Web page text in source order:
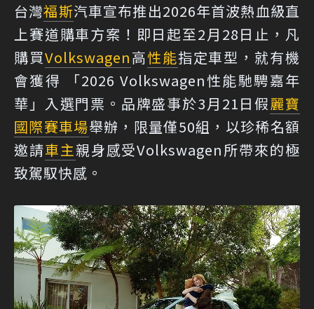
台灣福斯汽車宣布推出2026年首波熱血級直
上賽道購車方案！即日起至2月28日止，凡
購買Volkswagen高性能指定車型，就有機
會獲得 「2026 Volkswagen性能馳騁嘉年
華」入選門票。品牌盛事於3月21日假麗寶
國際賽車場舉辦，限量僅50組，以珍稀名額
邀請車主親身感受Volkswagen所帶來的極
致駕馭快感。